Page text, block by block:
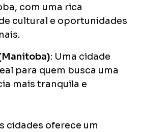
com uma rica
cultural e oportunidades
: Uma cidade
para quem busca uma
mais tranquila e
cidades oferece um